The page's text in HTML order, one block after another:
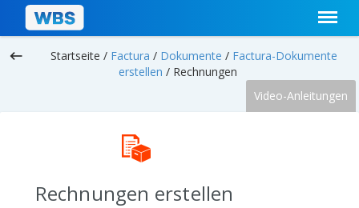
keyboard_backspace Startseite / Factura / Dokumente / Factura-Dokumente
erstellen / Rechnungen
Video-Anleitungen
Rechnungen erstellen